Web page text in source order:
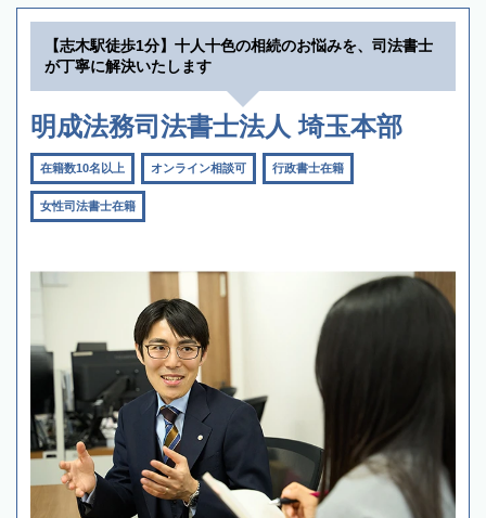
【志木駅徒歩1分】十人十色の相続のお悩みを、司法書士
が丁寧に解決いたします
明成法務司法書士法人 埼玉本部
在籍数10名以上 オンライン相談可 行政書士在籍
女性司法書士在籍